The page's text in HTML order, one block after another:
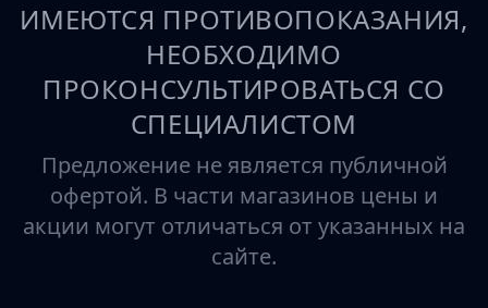
ИМЕЮТСЯ ПРОТИВОПОКАЗАНИЯ,
НЕОБХОДИМО
ПРОКОНСУЛЬТИРОВАТЬСЯ СО
СПЕЦИАЛИСТОМ
Предложение не является публичной
офертой. В части магазинов цены и
акции могут отличаться от указанных на
сайте.